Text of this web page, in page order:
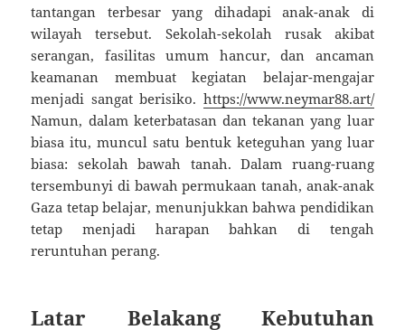
tantangan terbesar yang dihadapi anak-anak di
wilayah tersebut. Sekolah-sekolah rusak akibat
serangan, fasilitas umum hancur, dan ancaman
keamanan membuat kegiatan belajar-mengajar
menjadi sangat berisiko. https://www.neymar88.art/
Namun, dalam keterbatasan dan tekanan yang luar
biasa itu, muncul satu bentuk keteguhan yang luar
biasa: sekolah bawah tanah. Dalam ruang-ruang
tersembunyi di bawah permukaan tanah, anak-anak
Gaza tetap belajar, menunjukkan bahwa pendidikan
tetap menjadi harapan bahkan di tengah
reruntuhan perang.
Latar Belakang Kebutuhan